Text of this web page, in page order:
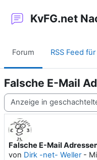
KvFG.net
Forum RSS Feed
Falsche E-Mail
Anzeigemodus
Falsche E-Mail
von Dirk -net- Weller-
Anzahl Antworten: 0